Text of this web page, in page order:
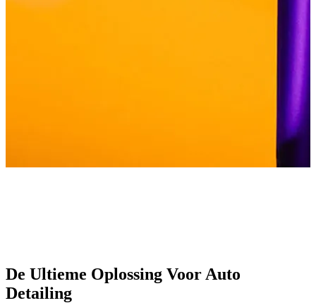
De Ultieme Oplossing Voor Auto
Detailing